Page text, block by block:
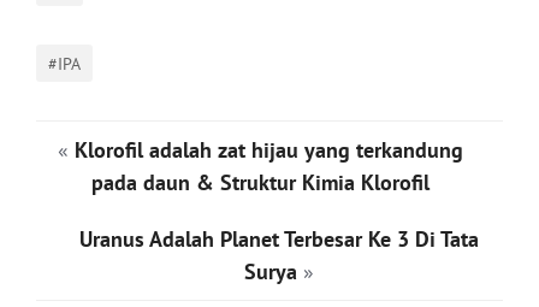
#IPA
« Klorofil adalah zat hijau yang terkandung
pada daun & Struktur Kimia Klorofil
Uranus Adalah Planet Terbesar Ke 3 Di Tata
Surya »